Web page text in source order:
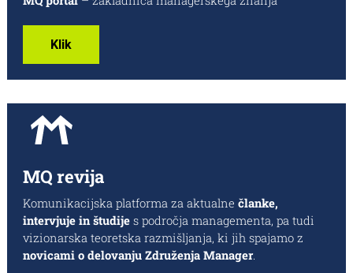
Klik
MQ revija
Komunikacijska platforma za aktualne članke,
intervjuje in študijes področja managementa, pa tudi
vizionarska teoretska razmišljanja, ki jih spajamo z
novicami o delovanju Združenja Manager.